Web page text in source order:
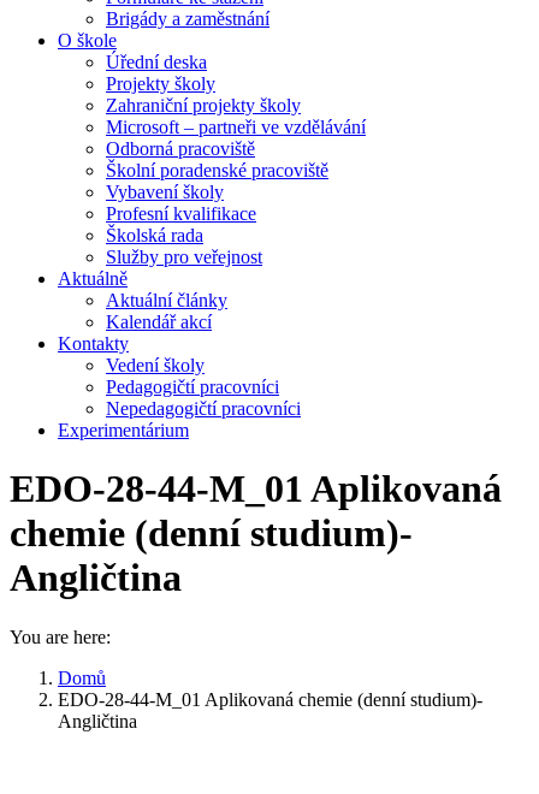
Brigády a zaměstnání
O škole
Úřední deska
Projekty školy
Zahraniční projekty školy
Microsoft – partneři ve vzdělávání
Odborná pracoviště
Školní poradenské pracoviště
Vybavení školy
Profesní kvalifikace
Školská rada
Služby pro veřejnost
Aktuálně
Aktuální články
Kalendář akcí
Kontakty
Vedení školy
Pedagogičtí pracovníci
Nepedagogičtí pracovníci
Experimentárium
EDO-28-44-M_01 Aplikovaná
chemie (denní studium)-
Angličtina
You are here:
Domů
EDO-28-44-M_01 Aplikovaná chemie (denní studium)-
Angličtina